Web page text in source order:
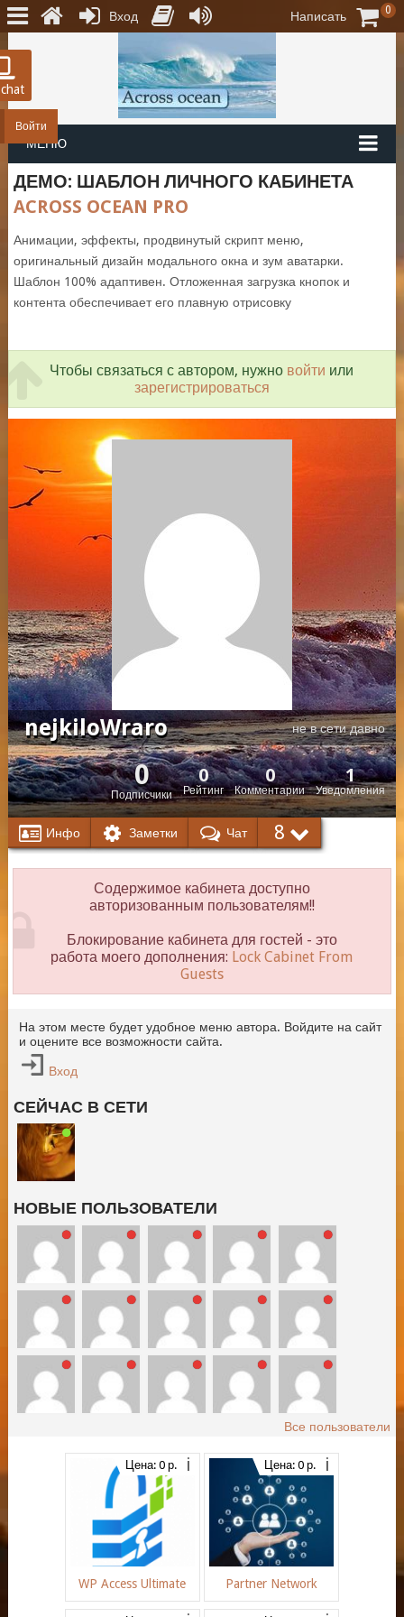
Войти
МЕНЮ
ДЕМО: ШАБЛОН ЛИЧНОГО КАБИНЕТА
ACROSS OCEAN PRO
Анимации, эффекты, продвинутый скрипт меню,
оригинальный дизайн модального окна и зум аватарки.
Шаблон 100% адаптивен. Отложенная загрузка кнопок и
контента обеспечивает его плавную отрисовку
Чтобы связаться с автором, нужно войти или
зарегистрироваться
nejkiloWraro не в сети давно
Подписчики
0 Рейтинг
0
Комментарии
0
Уведомления
1
Инфо Заметки Чат 8
Содержимое кабинета доступно
авторизованным пользователям!!
Блокирование кабинета для гостей - это
работа моего дополнения: Lock Cabinet From
Guests
На этом месте будет удобное меню автора. Войдите на сайт
и оцените все возможности сайта.
Вход
СЕЙЧАС В СЕТИ
НОВЫЕ ПОЛЬЗОВАТЕЛИ
Все пользователи
Цена: 0 р.
WP Access Ultimate
Цена: 0 р.
Partner Network
Вход Написать 0